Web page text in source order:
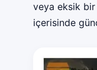
veya eksik
içerisinde